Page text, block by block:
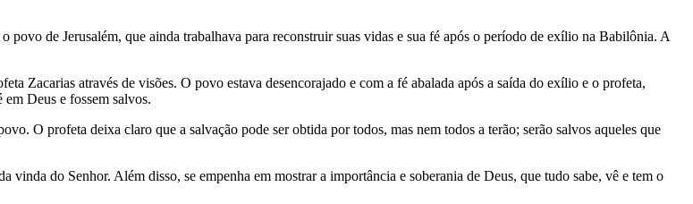
de Jerusalém, que ainda trabalhava para reconstruir suas vidas e sua fé após o período de exílio na Babilônia. A
Zacarias através de visões. O povo estava desencorajado e com a fé abalada após a saída do exílio e o profeta,
em Deus e fossem salvos.
O profeta deixa claro que a salvação pode ser obtida por todos, mas nem todos a terão; serão salvos aqueles que
vinda do Senhor. Além disso, se empenha em mostrar a importância e soberania de Deus, que tudo sabe, vê e tem o